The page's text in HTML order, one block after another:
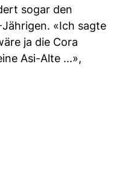
sogar den
«Ich sagte
ja die Cora
Asi-Alte ...»,